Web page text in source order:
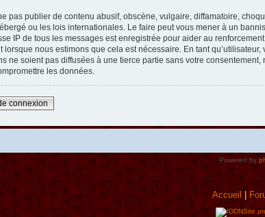
pas publier de contenu abusif, obscène, vulgaire, diffamatoire,
ou les lois internationales. Le faire peut vous mener à un
IP de tous les messages est enregistrée pour aider au
lorsque nous estimons que cela est nécessaire. En tant
ne soient pas diffusées à une tierce partie sans votre
les données.
connexion
Powered by
Accueil|
Site